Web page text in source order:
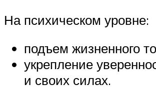
На психическом уровне:
подъем жизненного
укрепление
и своих силах.